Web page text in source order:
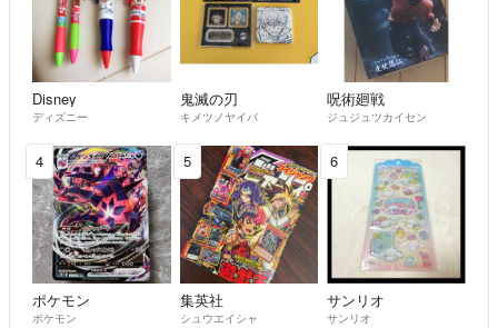
Disney
ディズニー
鬼滅の刃
キメツノヤイバ
呪術廻戦
ジュジュツカイセン
4
ポケモン
ポケモン
5
集英社
シュウエイシャ
6
サンリオ
サンリオ